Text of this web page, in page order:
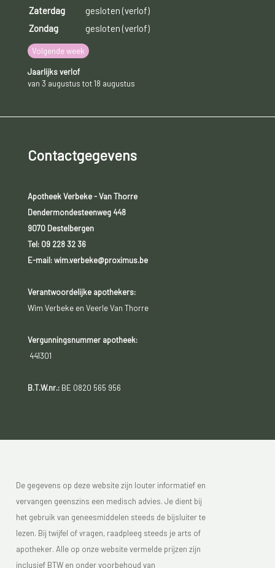
Zaterdag
gesloten (verlof)
Zondag
gesloten (verlof)
Volgende week
Jaarlijks verlof
van 3 augustus tot 18 augustus
Contactgegevens
Apotheek Verbeke - Van Thorre
Dendermondesteenweg 448
9070 Destelbergen
Tel: 09 228 32 36
E-mail: wim.verbeke@proximus.be
Verantwoordelijke apothekers:
Wim Verbeke en Veerle Van Thorre
Vergunningsnummer apotheek:
441301
B.T.W.nr.:BE 0820 565 956
De gegevens op deze website zijn louter informatief en
vervangen geenszins een medisch advies. Je dient bij
het gebruik van geneesmiddelen steeds de bijsluiter te
lezen. Bij twijfel of vragen, raadpleeg steeds je arts of
apotheker. Alle op onze website vermelde prijzen zijn
inclusief BTW en onder voorbehoud van